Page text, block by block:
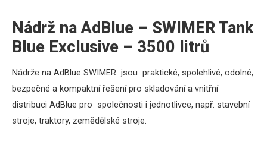
Nádrž na AdBlue – SWIMER Tank
Blue Exclusive – 3500 litrů
Nádrže na AdBlue SWIMER jsou praktické, spolehlivé, odolné,
bezpečné a kompaktní řešení pro skladování a vnitřní
distribuci AdBlue pro společnosti i jednotlivce, např. stavební
stroje, traktory, zemědělské stroje.